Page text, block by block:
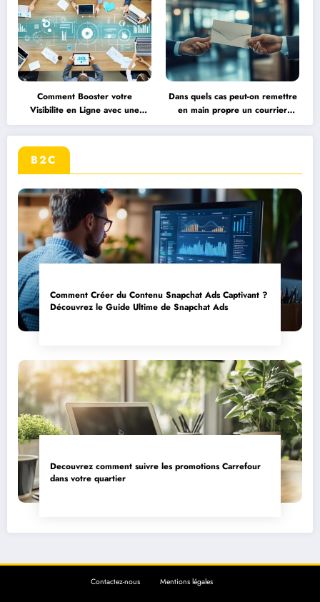
Comment Booster votre
Visibilite en Ligne avec une
Strategie de Communication
Digitale
Dans quels cas peut-on remettre
en main propre un courrier
important : focus sur les
documents RH
B2C
Comment Créer du Contenu Snapchat Ads Captivant ?
Découvrez le Guide Ultime de Snapchat Ads
Decouvrez comment suivre les promotions Carrefour
dans votre quartier
Contactez-nous Mentions légales